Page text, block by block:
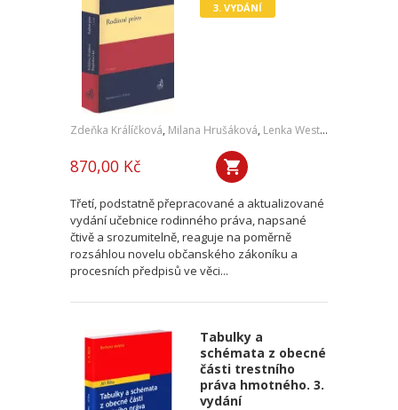
3. VYDÁNÍ
Zdeňka Králíčková, Milana Hrušáková, Lenka Westphalová
870,00 Kč
Třetí, podstatně přepracované a aktualizované
vydání učebnice rodinného práva, napsané
čtivě a srozumitelně, reaguje na poměrně
rozsáhlou novelu občanského zákoníku a
procesních předpisů ve věci...
Tabulky a
schémata z obecné
části trestního
práva hmotného. 3.
vydání